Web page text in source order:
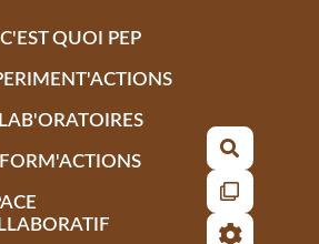
C'EST QUOI PEP
LAB'ORATOIRES
FORM'ACTIONS